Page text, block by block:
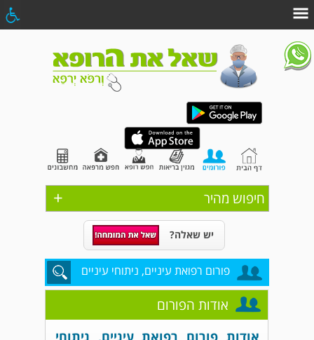
+ חיפוש מהיר
יש שאלה?
פורום רפואת עיניים, ניתוחי עיניים
אודות הפורום
אודות פורום רפואת עיניים, ניתוחי